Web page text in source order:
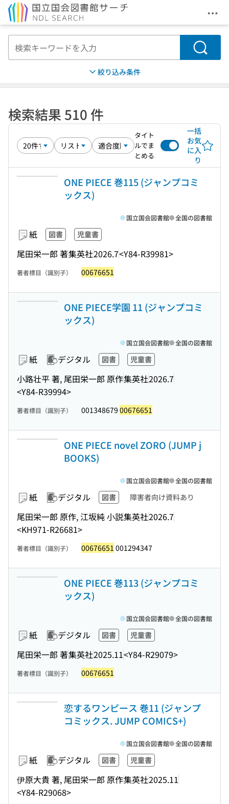
メ
検索
絞り込み条件
検索結果 510 件
タイト
ルでま
とめる
一括
お気
に入
り
ONE PIECE 巻115 (ジャンプコミ
ックス)
紙 図書 児童書
尾田栄一郎 著集英社2026.7<Y84-R39981>
国立国会図書館 全国の図書館
著者標目（識別子） 00676651
ONE PIECE学園 11 (ジャンプコミ
ックス)
紙 デジタル 図書 児童書
小路壮平 著, 尾田栄一郎 原作集英社2026.7
<Y84-R39994>
国立国会図書館 全国の図書館
著者標目（識別子） 001348679 00676651
ONE PIECE novel ZORO (JUMP j
BOOKS)
紙 デジタル 図書 障害者向け資料あり
尾田栄一郎 原作, 江坂純 小説集英社2026.7
<KH971-R26681>
国立国会図書館 全国の図書館
著者標目（識別子） 00676651 001294347
ONE PIECE 巻113 (ジャンプコミ
ックス)
紙 デジタル 図書 児童書
尾田栄一郎 著集英社2025.11<Y84-R29079>
国立国会図書館 全国の図書館
著者標目（識別子） 00676651
恋するワンピース 巻11 (ジャンプ
コミックス. JUMP COMICS+)
紙 デジタル 図書 児童書
伊原大貴 著, 尾田栄一郎 原作集英社2025.11
<Y84-R29068>
国立国会図書館 全国の図書館